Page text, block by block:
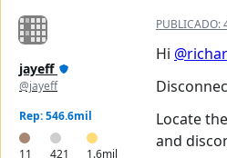
jayeff
@jayeff
Rep: 546.6mil
11 421 1.6mil
PUBLICADO:
Hi
Locate
and